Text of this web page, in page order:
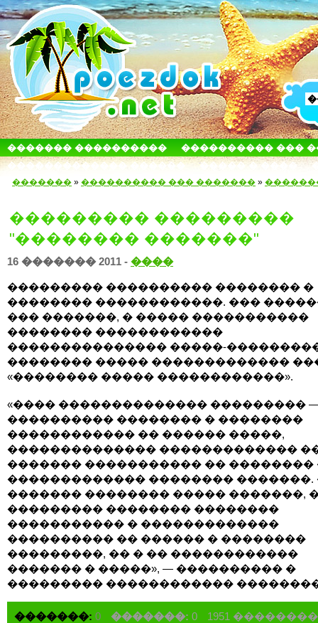
������� ����������
���������� ���
������������� ������
����� � ����
������� » ���������� ��� ������� »
��������� ���������
"�������� �������"
16 ������� 2011 - ����
��������� ���������� �������� �
�������� ������������. ���
��� �������, � ����� �����������
�������� ������������
��������������� �����-
�������� ����� �������������
«�������� ����� ������������».
«���� �������������� ���������
���������� �������� � ��������
������������ �� ������ �����,
�������������� �������������
������� ����������� �� ��������
������������� �������� �������.
������� �������� ����� �������,
��������� �������� ��������
����������� � �������������
���������� �� ������ � ��������
���������, �� � �� ������������
������� � �����», — ���������� �
��������� ������������
�������: 0 �������: 0 1951 ��������